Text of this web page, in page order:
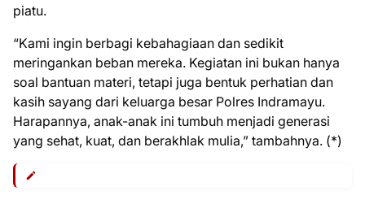
piatu.
“Kami ingin berbagi kebahagiaan dan sedikit
meringankan beban mereka. Kegiatan ini bukan hanya
soal bantuan materi, tetapi juga bentuk perhatian dan
kasih sayang dari keluarga besar Polres Indramayu.
Harapannya, anak-anak ini tumbuh menjadi generasi
yang sehat, kuat, dan berakhlak mulia,” tambahnya. (*)